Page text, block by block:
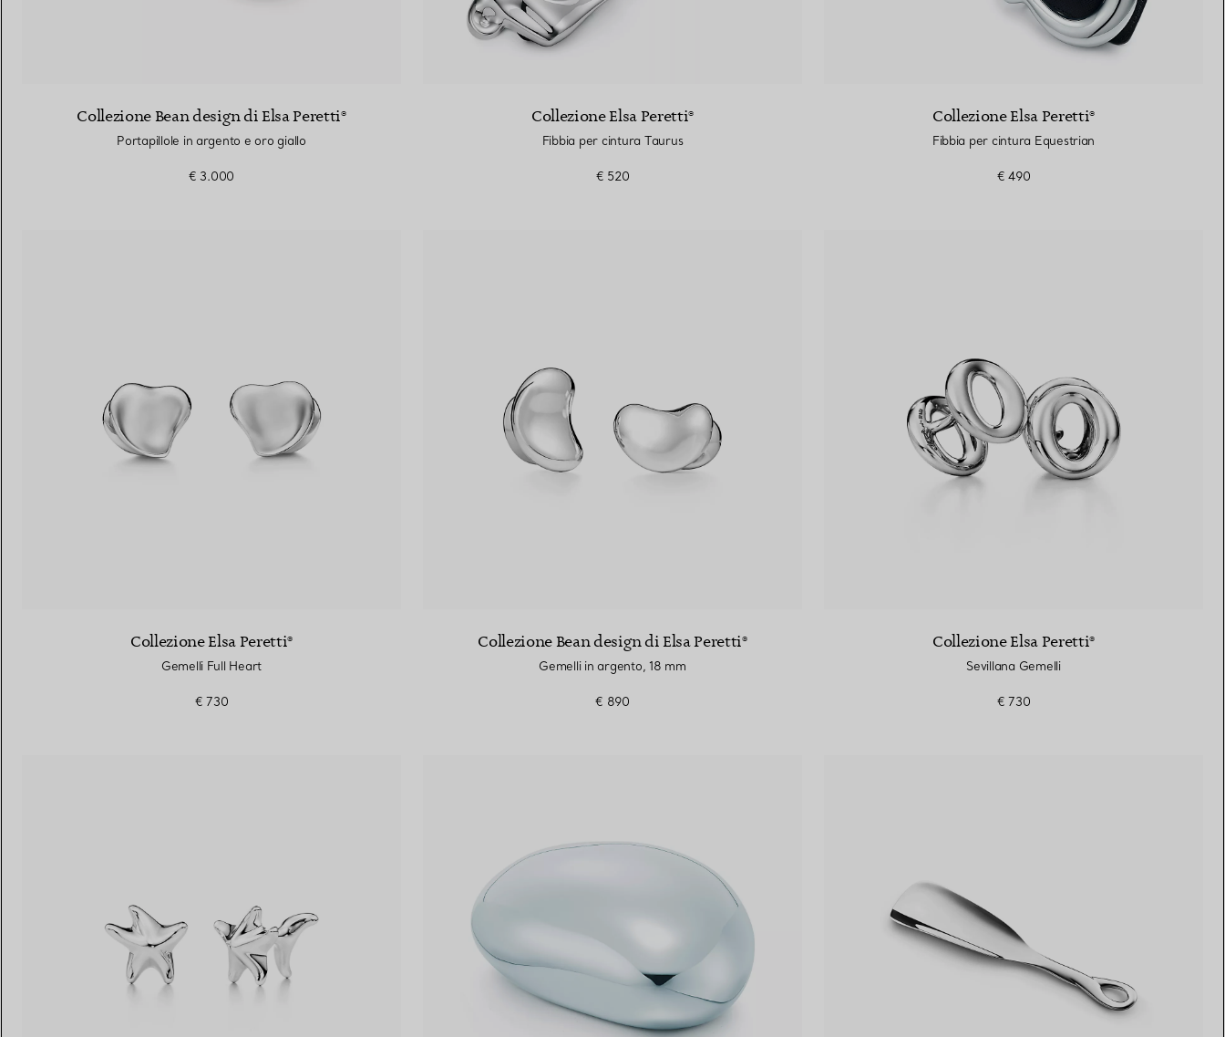
Collezione Bean design di Elsa Peretti®
Portapillole in argento e oro giallo
€ 3.000
Collezione Elsa Peretti®
Fibbia per cintura Taurus
€ 520
Collezione Elsa Peretti®
Fibbia per cintura Equestrian
€ 490
Collezione Elsa Peretti®
Gemelli Full Heart
€ 730
Collezione Bean design di Elsa Peretti®
Gemelli in argento, 18 mm
€ 890
Collezione Elsa Peretti®
Sevillana Gemelli
€ 730